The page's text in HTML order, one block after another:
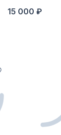
15 000 ₽